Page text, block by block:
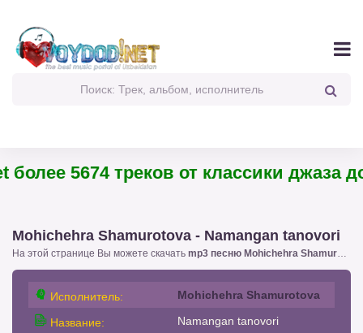
5674 треков от классики джаза до
Mohichehra Shamurotova - Namangan tanovori
На этой странице Вы можете скачать mp3 песню Mohichehra Shamurotova - Namangan tanovori
Исполнитель: Mohichehra Shamurotova
Название: Namangan tanovori